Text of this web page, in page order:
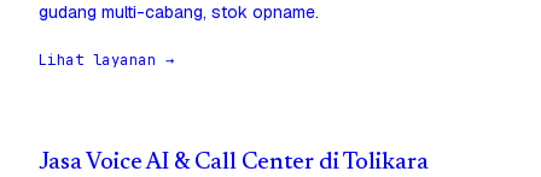
gudang multi-cabang, stok opname.
Lihat layanan →
Jasa Voice AI & Call Center di Tolikara